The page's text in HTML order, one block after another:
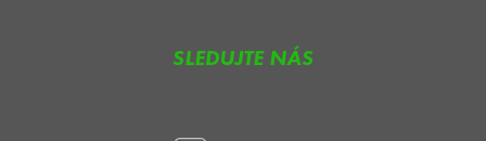
SLEDUJTE NÁS